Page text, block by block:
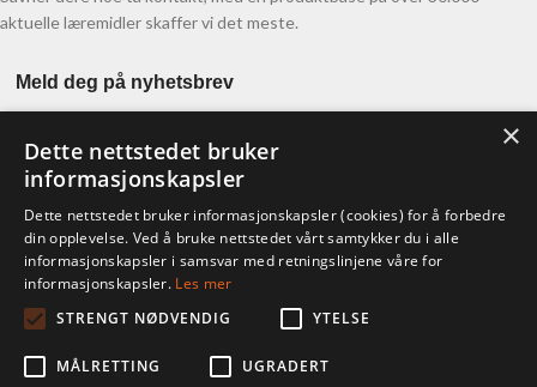
aktuelle læremidler skaffer vi det meste.
Meld deg på nyhetsbrev
KONTO
Ordre
Kontodetaljer
×
Dette nettstedet bruker
informasjonskapsler
Dette nettstedet bruker informasjonskapsler (cookies) for å forbedre
din opplevelse. Ved å bruke nettstedet vårt samtykker du i alle
informasjonskapsler i samsvar med retningslinjene våre for
informasjonskapsler. Les mer
STRENGT NØDVENDIG
YTELSE
MÅLRETTING UGRADERT